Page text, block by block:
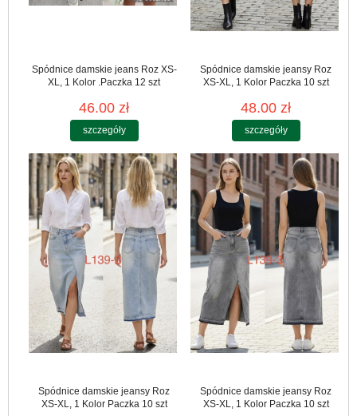
Spódnice damskie jeans Roz XS-
XL, 1 Kolor .Paczka 12 szt
46.00 zł
szczegóły
Spódnice damskie jeansy Roz
XS-XL, 1 Kolor Paczka 10 szt
48.00 zł
szczegóły
Spódnice damskie jeansy Roz
XS-XL, 1 Kolor Paczka 10 szt
Spódnice damskie jeansy Roz
XS-XL, 1 Kolor Paczka 10 szt